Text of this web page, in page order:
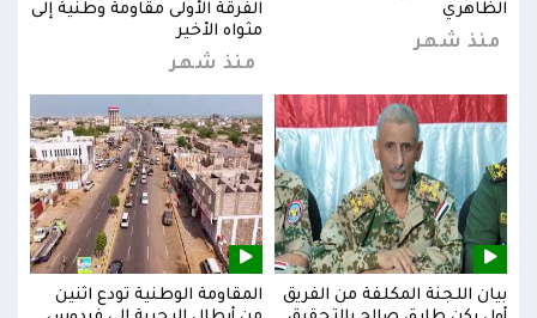
الظاهري
منذ شهر
الفرقة الأولى مقاومة وطنية إلى
مثواه الأخير
منذ شهر
بيان اللجنة المكلفة من الفريق
المقاومة الوطنية تودع اثنين